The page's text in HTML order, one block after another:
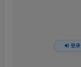
登录